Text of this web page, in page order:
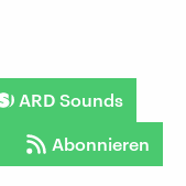
ARD Sounds
Abonnieren